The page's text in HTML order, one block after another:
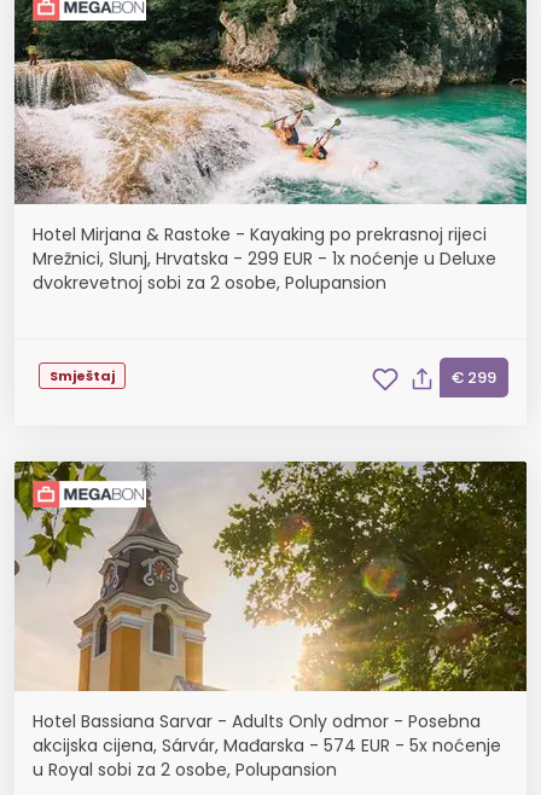
Hotel Mirjana & Rastoke - Kayaking po prekrasnoj rijeci
Mrežnici, Slunj, Hrvatska - 299 EUR - 1x noćenje u Deluxe
dvokrevetnoj sobi za 2 osobe, Polupansion
Smještaj € 299
Hotel Bassiana Sarvar - Adults Only odmor - Posebna
akcijska cijena, Sárvár, Mađarska - 574 EUR - 5x noćenje
u Royal sobi za 2 osobe, Polupansion